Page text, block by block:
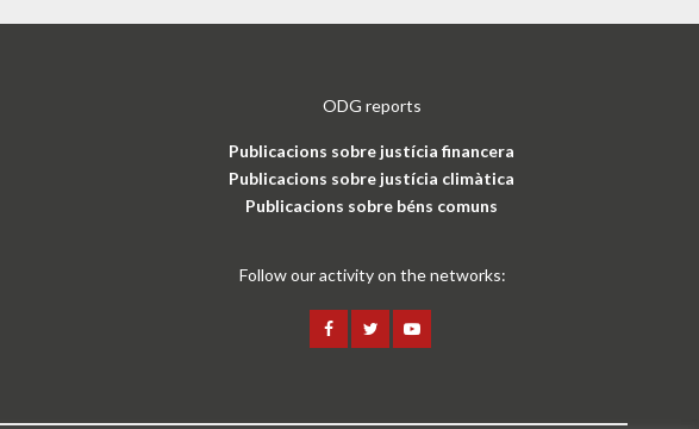
ODG reports
Publicacions sobre justícia financera
Publicacions sobre justícia climàtica
Publicacions sobre béns comuns
Follow our activity on the networks: